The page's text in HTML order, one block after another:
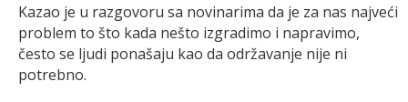
Kazao je u razgovoru sa novinarima da je za nas najveći
problem to što kada nešto izgradimo i napravimo,
često se ljudi ponašaju kao da održavanje nije ni
potrebno.